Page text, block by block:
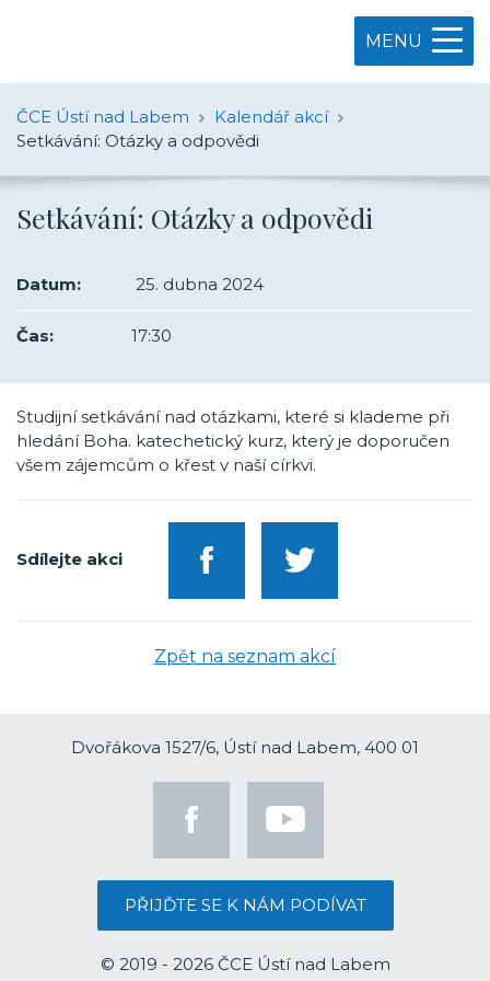
MENU
ČCE Ústí nad Labem
Kalendář akcí
Setkávání: Otázky a odpovědi
Setkávání: Otázky a odpovědi
Datum: 25. dubna 2024
Čas: 17:30
Studijní setkávání nad otázkami, které si klademe při
hledání Boha. katechetický kurz, který je doporučen
všem zájemcům o křest v naší církvi.
Sdílejte akci
Zpět na seznam akcí
Dvořákova 1527/6, Ústí nad Labem, 400 01
PŘIJĎTE SE K NÁM PODÍVAT
© 2019 - 2026 ČCE Ústí nad Labem